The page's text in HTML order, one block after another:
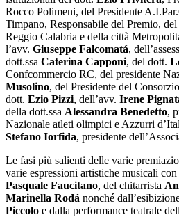
Rocco Polimeni, del Presidente
Timpano, Responsabile del Premio,
Reggio Calabria e della città
l’avv. Giuseppe Falcomatá,
dott.ssa Caterina Capponi, del dott.
Confcommercio RC, del presidente
Musolino, del Presidente del
dott. Ezio Pizzi, dell’avv. Irene
della dott.ssa Alessandra Benedetto,
Nazionale atleti olimpici e Azzurri
Stefano Iorfida, presidente
Le fasi più salienti delle varie
varie espressioni artistiche musicali
Pasquale Faucitano, del chitarrista
Marinella Rodá nonché
Piccolo e dalla performance teatrale